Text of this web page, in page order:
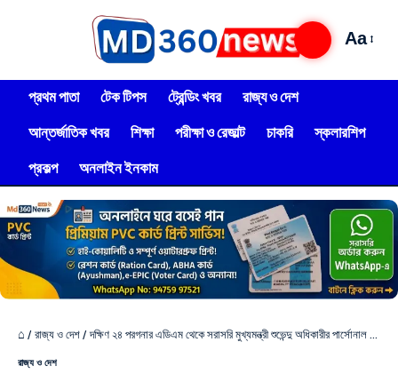
Aa
প্রথম পাতা টেক টিপস ট্রেন্ডিং খবর
রাজ্য ও দেশ
আন্তর্জাতিক খবর
শিক্ষা পরীক্ষা ও রেজাল্ট চাকরি
স্কলারশিপ
প্রকল্প
অনলাইন ইনকাম
⌂ / রাজ্য ও দেশ /দক্ষিণ ২৪ পরগনার এডিএম থেকে সরাসরি মুখ্যমন্ত্রী শুভেন্দু অধিকারীর পার্সোনাল সেক্রেটারি হলেন IAS শান্তনু বালা
রাজ্য ও দেশ